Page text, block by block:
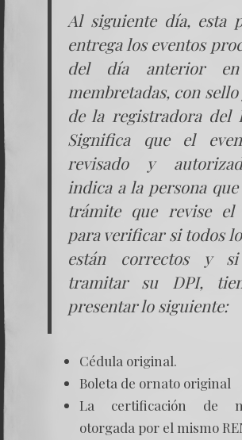
Al siguiente día, esta
entrega los eventos
del día anterior en
membretadas, con
de la registradora del
Significa que el
revisado y
indica a la persona
trámite que revise el
para verificar si todos
están correctos y
tramitar su DPI,
presentar lo siguiente:
Cédula original.
Boleta de ornato original
La certificación de
otorgada por el mismo